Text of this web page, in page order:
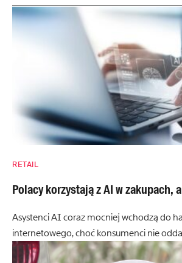
RETAIL
Polacy korzystają z AI w zakupach,
Asystenci AI coraz mocniej wchodzą do
internetowego, choć konsumenci nie